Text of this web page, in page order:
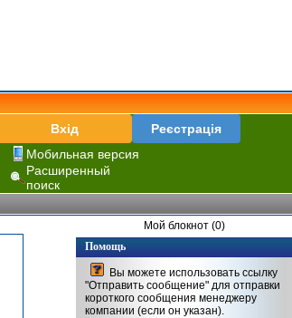
Вхід
Реєстрація
Мобильная версия
Расширенный
поиск
Мой блокнот (0)
Помощь
Вы можете использовать ссылку
"Отправить сообщение" для отправки
короткого сообщения менеджеру
компании (если он указан).